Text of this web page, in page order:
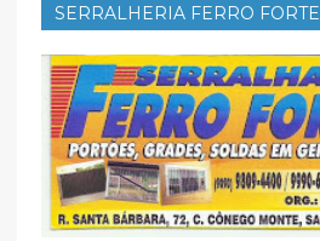
SERRALHERIA FERRO FORTE